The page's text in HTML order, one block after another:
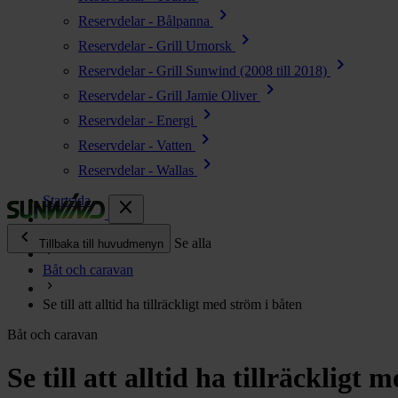
Reservdelar - Bålpanna chevron_right
Reservdelar - Grill Urnorsk chevron_right
Reservdelar - Grill Sunwind (2008 till 2018) chevron_right
Reservdelar - Grill Jamie Oliver chevron_right
Reservdelar - Energi chevron_right
Reservdelar - Vatten chevron_right
Reservdelar - Wallas
chevron_right
close
chevron_left
Tillbaka till huvudmenyn Se alla
Energi chevron_right
chevron_right
chevron_right
Vatten chevron_right
Startsida
Båt och caravan
Se till att alltid ha tillräckligt med ström i båten
Båt och caravan
Se till att alltid ha tillräckligt